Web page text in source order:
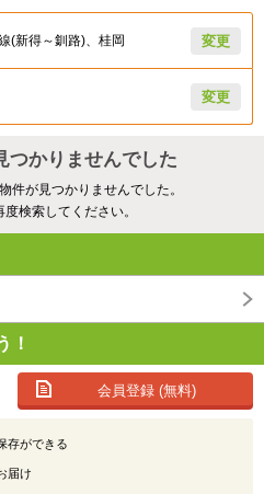
(新得～釧路)、桂岡 変更
変更
つかりませんでした
件が見つかりませんでした。
検索してください。
！
会員登録 (無料)
存ができる
届け